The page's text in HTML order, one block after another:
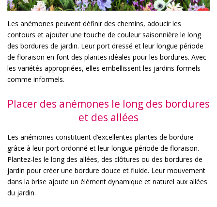
Les anémones peuvent définir des chemins, adoucir les
contours et ajouter une touche de couleur saisonnière le long
des bordures de jardin. Leur port dressé et leur longue période
de floraison en font des plantes idéales pour les bordures. Avec
les variétés appropriées, elles embellissent les jardins formels
comme informels.
Placer des anémones le long des bordures
et des allées
Les anémones constituent d’excellentes plantes de bordure
grâce à leur port ordonné et leur longue période de floraison.
Plantez-les le long des allées, des clôtures ou des bordures de
jardin pour créer une bordure douce et fluide. Leur mouvement
dans la brise ajoute un élément dynamique et naturel aux allées
du jardin.